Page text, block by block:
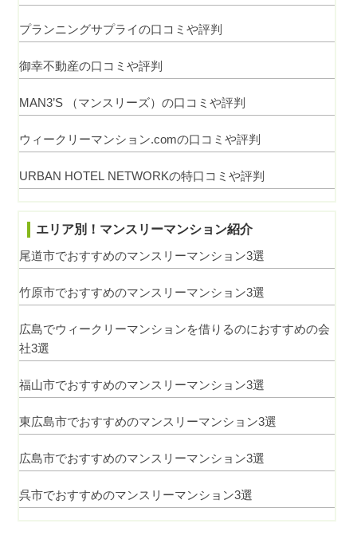
プランニングサプライの口コミや評判
御幸不動産の口コミや評判
MAN3’S （マンスリーズ）の口コミや評判
ウィークリーマンション.comの口コミや評判
URBAN HOTEL NETWORKの特口コミや評判
エリア別！マンスリーマンション紹介
尾道市でおすすめのマンスリーマンション3選
竹原市でおすすめのマンスリーマンション3選
広島でウィークリーマンションを借りるのにおすすめの会
社3選
福山市でおすすめのマンスリーマンション3選
東広島市でおすすめのマンスリーマンション3選
広島市でおすすめのマンスリーマンション3選
呉市でおすすめのマンスリーマンション3選